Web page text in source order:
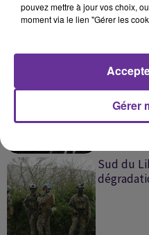
Liban-
Sud du
pouvez mettre à jour vos choix,
moment via le lien "Gérer les
Gérer